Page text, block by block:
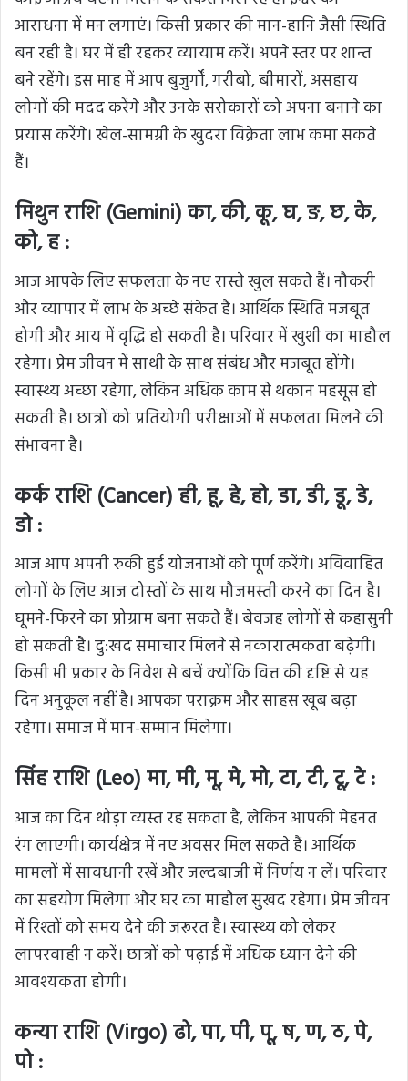
आराधना में मन लगाएं। किसी प्रकार की मान-हानि जैसी स्थिति
बन रही है। घर में ही रहकर व्यायाम करें। अपने स्तर पर शान्त
बने रहेंगे। इस माह में आप बुजुर्गों, गरीबों, बीमारों, असहाय
लोगों की मदद करेंगे और उनके सरोकारों को अपना बनाने का
प्रयास करेंगे। खेल-सामग्री के खुदरा विक्रेता लाभकमासकते
हैं।
मिथुन राशि (Gemini) का, की, कू, घ, ङ, छ, के,
को, ह :
आज आपके लिए सफलता के नए रास्ते खुल सकते हैं। नौकरी
और व्यापार में लाभ के अच्छे संकेत हैं। आर्थिक स्थिति मजबूत
होगी और आय में वृद्धि हो सकती है। परिवार में खुशी का माहौल
रहेगा। प्रेम जीवन में साथी के साथ संबंध और मजबूत होंगे।
स्वास्थ्य अच्छा रहेगा, लेकिन अधिक काम से थकान महसूस हो
सकती है। छात्रों को प्रतियोगी परीक्षाओं में सफलता मिलने की
संभावना है।
कर्क राशि (Cancer) ही, हू, हे, हो, डा, डी, डू, डे,
डो :
आज आप अपनी रुकी हुई योजनाओं को पूर्ण करेंगे। अविवाहित
लोगों के लिए आज दोस्तों के साथ मौजमस्ती करने का दिन है।
घूमने-फिरने का प्रोग्राम बना सकते हैं। बेवजह लोगों से कहासुनी
हो सकती है। दु:खद समाचार मिलने से नकारात्मकता बढ़ेगी।
किसी भी प्रकार के निवेश से बचें क्योंकि वित्त की दृष्टि से यह
दिन अनुकूल नहीं है। आपका पराक्रम और साहस खूब बढ़ा
रहेगा। समाज में मान-सम्मान मिलेगा।
सिंह राशि (Leo) मा, मी, मू, मे, मो, टा, टी, टू, टे :
आज का दिन थोड़ा व्यस्त रह सकता है, लेकिन आपकी मेहनत
रंग लाएगी। कार्यक्षेत्र में नए अवसर मिल सकते हैं। आर्थिक
मामलों में सावधानी रखें और जल्दबाजी में निर्णय न लें। परिवार
का सहयोग मिलेगा और घर का माहौल सुखद रहेगा। प्रेम जीवन
में रिश्तों को समय देने की जरूरत है। स्वास्थ्य को लेकर
लापरवाही न करें। छात्रों को पढ़ाई में अधिक ध्यान देने की
आवश्यकता होगी।
कन्या राशि (Virgo) ढो, पा, पी, पू, ष, ण, ठ, पे,
पो :